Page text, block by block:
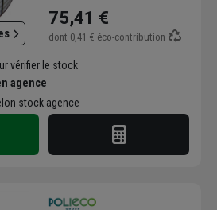
75,41 €
dont 0,41 € éco-contribution
vérifier le stock
agence
stock agence